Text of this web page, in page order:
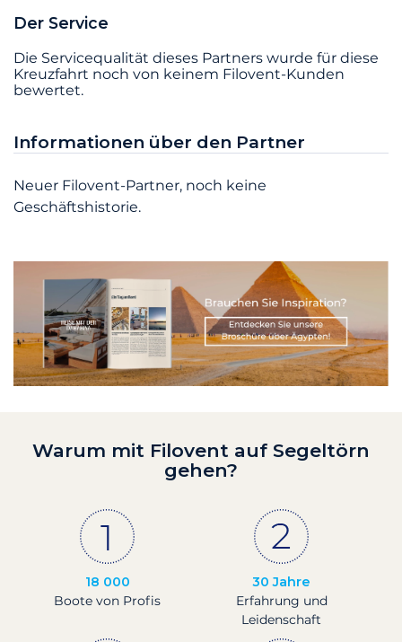
Der Service
Die Servicequalität dieses Partners wurde für diese
Kreuzfahrt noch von keinem Filovent-Kunden
bewertet.
Informationen über den Partner
Neuer Filovent-Partner, noch keine
Geschäftshistorie.
Warum mit Filovent auf Segeltörn
gehen?
18 000
Boote von Profis
30 Jahre
Erfahrung und
Leidenschaft